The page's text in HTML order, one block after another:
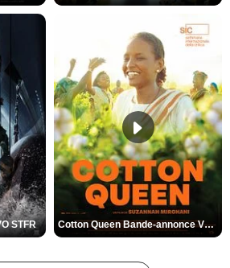
STFR Cotton Queen Bande-annonce VO STFR